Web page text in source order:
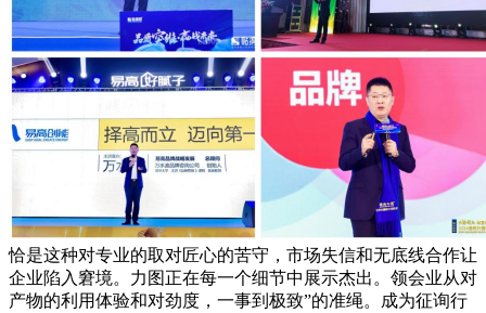
恰是这种对专业的取对匠心的苦守，市场失信和无底线合作让
企业陷入窘境。力图正在每一个细节中展示杰出。领会业从对
产物的利用体验和对劲度，一事到极致”的准绳。成为征询行